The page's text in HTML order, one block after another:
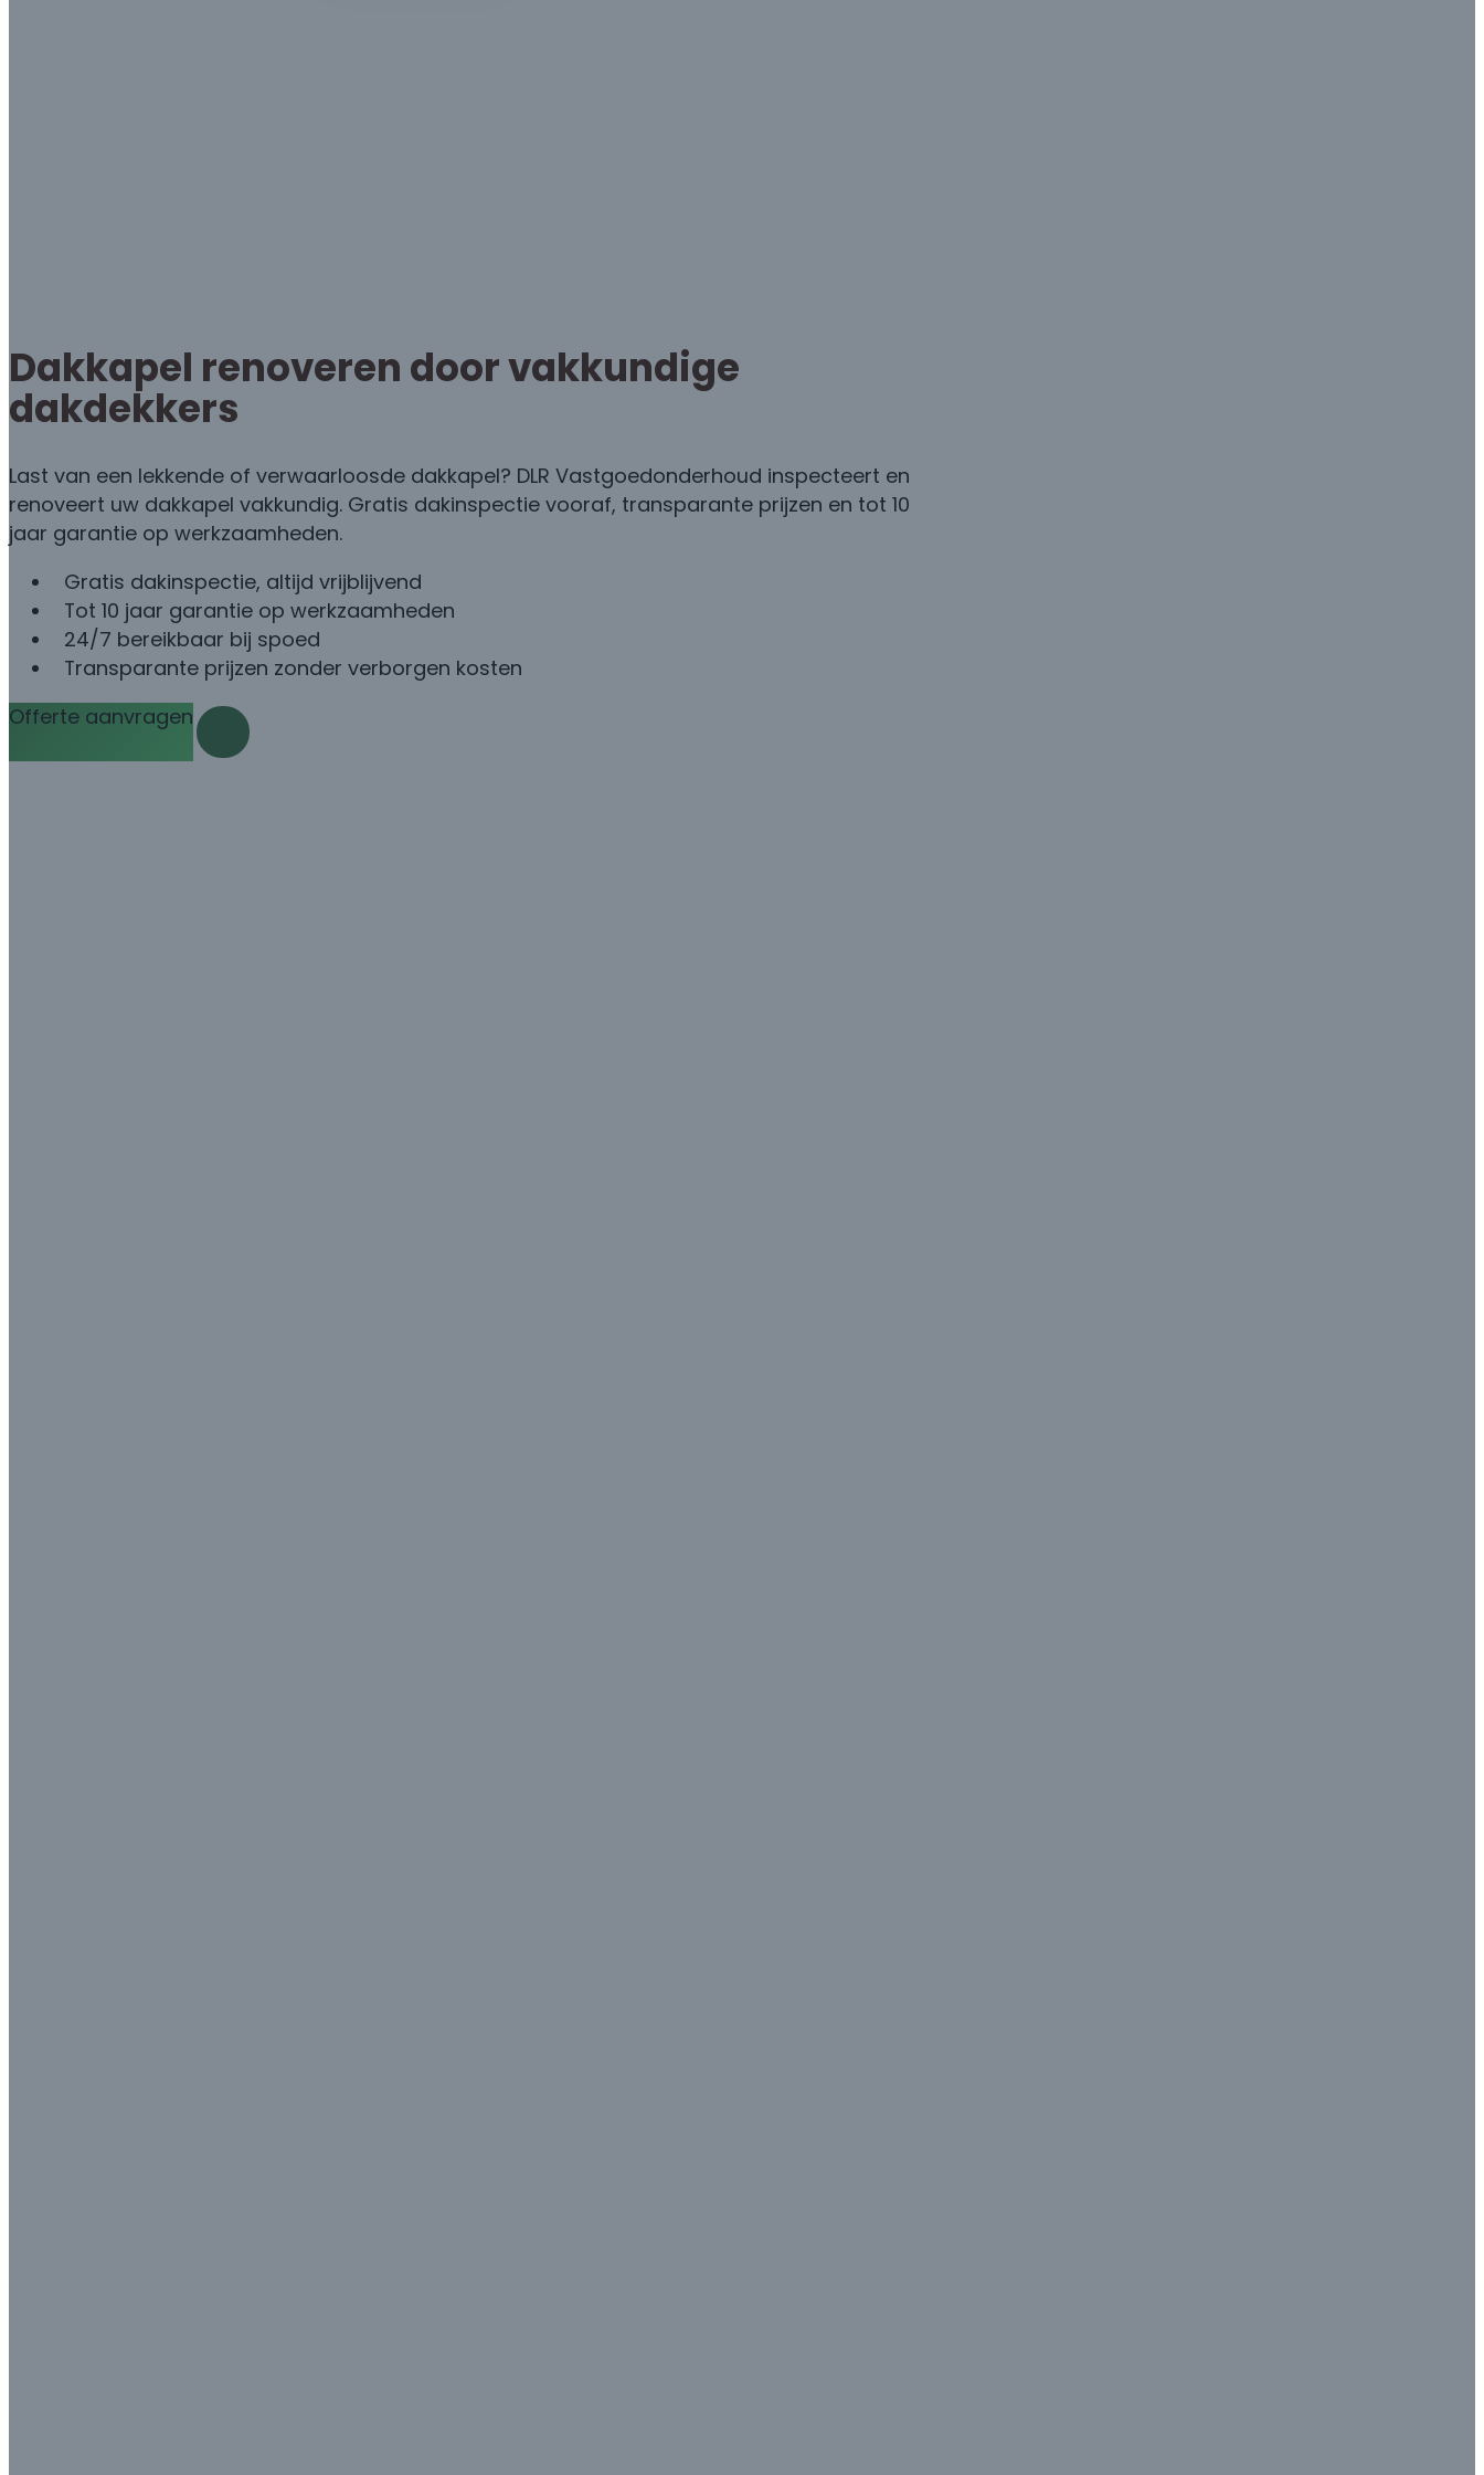
Dakkapel renoveren door vakkundige
dakdekkers
Last van een lekkende of verwaarloosde dakkapel? DLR Vastgoedonderhoud inspecteert en
renoveert uw dakkapel vakkundig. Gratis dakinspectie vooraf, transparante prijzen en tot 10
jaar garantie op werkzaamheden.
Gratis dakinspectie, altijd vrijblijvend
Tot 10 jaar garantie op werkzaamheden
24/7 bereikbaar bij spoed
Transparante prijzen zonder verborgen kosten
Offerte aanvragen